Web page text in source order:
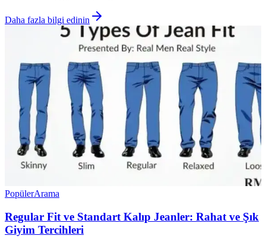
Daha fazla bilgi edinin
PopülerArama
Regular Fit ve Standart Kalıp Jeanler: Rahat ve Şık
Giyim Tercihleri